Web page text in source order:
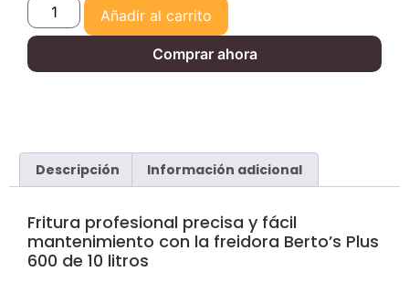
Añadir al carrito
Comprar ahora
Descripción Información adicional
Fritura profesional precisa y fácil
mantenimiento con la freidora Berto’s Plus
600 de 10 litros